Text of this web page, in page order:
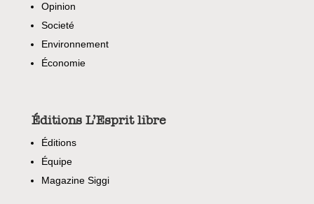
Opinion
Societé
Environnement
Économie
Éditions L’Esprit libre
Éditions
Équipe
Magazine Siggi